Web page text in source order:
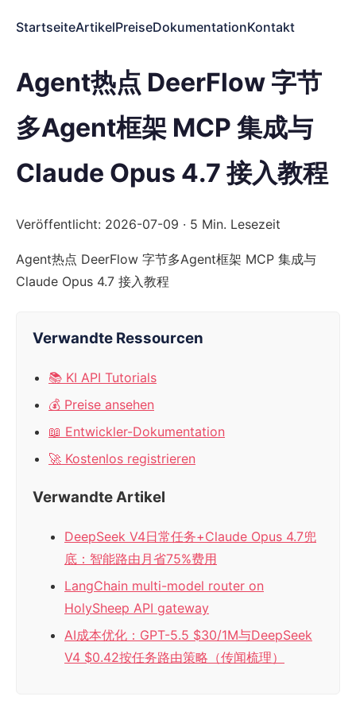
StartseiteArtikelPreiseDokumentationKontakt
Agent热点 DeerFlow 字节
多Agent框架 MCP 集成与
Claude Opus 4.7 接入教程
Veröffentlicht: 2026-07-09 · 5 Min. Lesezeit
Agent热点 DeerFlow 字节多Agent框架 MCP 集成与
Claude Opus 4.7 接入教程
Verwandte Ressourcen
📚 KI API Tutorials
💰 Preise ansehen
📖 Entwickler-Dokumentation
🚀 Kostenlos registrieren
Verwandte Artikel
DeepSeek V4日常任务+Claude Opus 4.7兜
底：智能路由月省75%费用
LangChain multi-model router on
HolySheep API gateway
AI成本优化：GPT-5.5 $30/1M与DeepSeek
V4 $0.42按任务路由策略（传闻梳理）